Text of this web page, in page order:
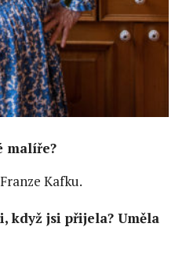
malíře?
Kafku.
když jsi přijela? Uměla